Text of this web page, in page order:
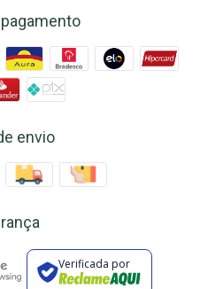
envio
Verificada por